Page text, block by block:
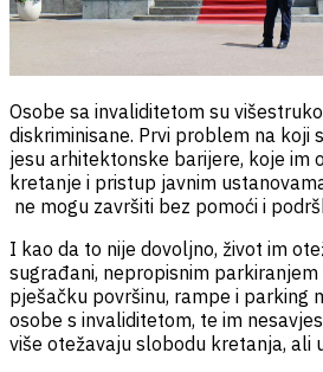
Osobe sa invaliditetom su
diskriminisane. Prvi problem na koji
jesu arhitektonske barijere, koje im
kretanje i pristup javnim
ne mogu završiti bez pomoći i
I kao da to nije dovoljno, život im
sugrađani, nepropisnim
pješačku površinu, rampe i parking
osobe s invaliditetom, te im
više otežavaju slobodu kretanja, ali